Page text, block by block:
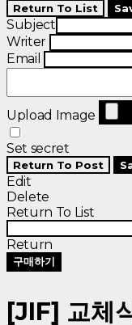
Return To List
Subject
Writer
Email
Upload Image
Set secret
Return To Post
Edit
Delete
Return To List
Return
구매하기
[JIF] 교체